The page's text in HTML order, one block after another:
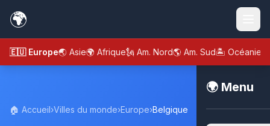
🌍
🇪🇺 Europe🌏 Asie🌍 Afrique🗽 Am. Nord🌎 Am. Sud🏝️ Océanie
🌍 Menu
🏠 Accueil›Villes du monde›Europe›Belgique